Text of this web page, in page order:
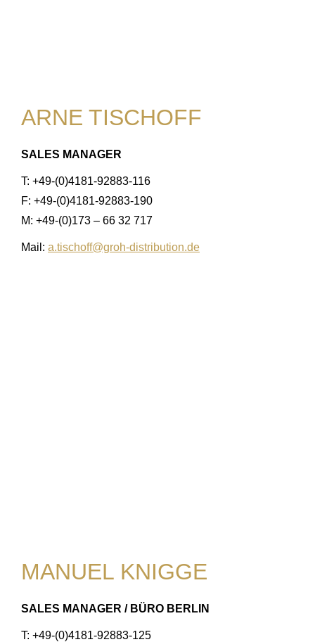
ARNE TISCHOFF
SALES MANAGER
T: +49-(0)4181-92883-116
F: +49-(0)4181-92883-190
M: +49-(0)173 – 66 32 717
Mail: a.tischoff@groh-distribution.de
MANUEL KNIGGE
SALES MANAGER / BÜRO BERLIN
T: +49-(0)4181-92883-125